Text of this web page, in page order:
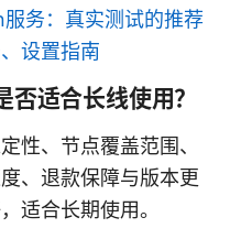
务：真实测试的推荐
设置指南
适合长线使用？
性、节点覆盖范围、
、退款保障与版本更
适合长期使用。